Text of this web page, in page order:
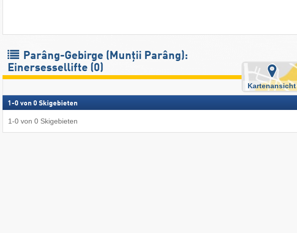
Parâng-Gebirge (Munții Parâng):
Einersessellifte (0)
Kartenansicht
1 -0 von 0 Skigebieten
1-0 von 0 Skigebieten